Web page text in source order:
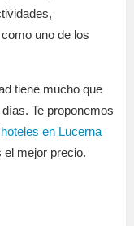
uno de los
tiene mucho que
Te proponemos
hoteles en Lucerna
el mejor precio.